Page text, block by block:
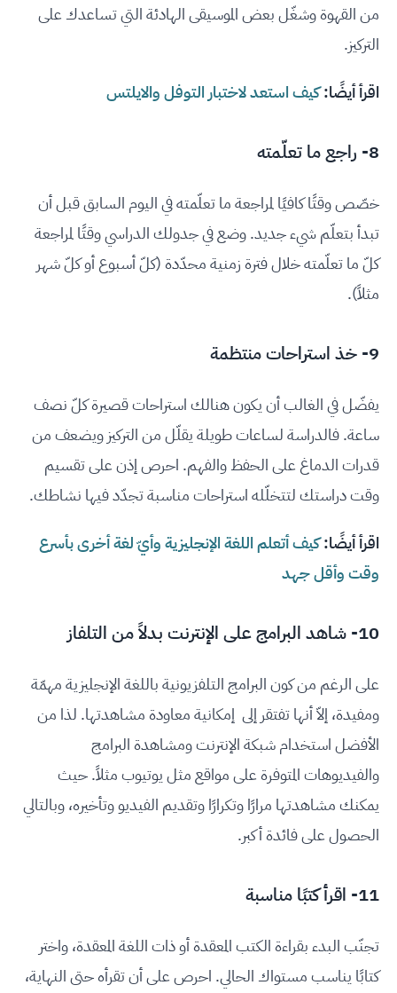
من القهوة وشغّل بعض الموسيقى الهادئة التي تساعدك على
التركيز.
اقرأ أيضًا:كيف استعد لاختبار التوفل والايلتس
8- راجع ما تعلّمته
خصّص وقتًا كافيًا لمراجعة ما تعلّمته في اليوم السابق قبل أن
تبدأ بتعلّم شيء جديد. وضع في جدولك الدراسي وقتًا لمراجعة
كلّ ما تعلّمته خلال فترة زمنية محدّدة (كلّ أسبوع أو كلّ شهر
مثلاً).
9- خذ استراحات منتظمة
يفضّل في الغالب أن يكون هنالك استراحات قصيرة كلّ نصف
ساعة. فالدراسة لساعات طويلة يقلّل من التركيز ويضعف من
قدرات الدماغ على الحفظ والفهم. احرص إذن على تقسيم
وقت دراستك لتتخلّله استراحات مناسبة تجدّد فيها نشاطك.
اقرأ أيضًا:كيف أتعلم اللغة الإنجليزية وأيّ لغة أخرى بأسرع
وقت وأقل جهد
10- شاهد البرامج على الإنترنت بدلاً من التلفاز
على الرغم من كون البرامج التلفزيونية باللغة الإنجليزية مهمّة
ومفيدة، إلاّ أنها تفتقر إلى إمكانية معاودة مشاهدتها. لذا من
الأفضل استخدام شبكة الإنترنت ومشاهدة البرامج
والفيديوهات المتوفرة على مواقع مثل يوتيوب مثلاً. حيث
يمكنك مشاهدتها مرارًا وتكرارًا وتقديم الفيديو وتأخيره، وبالتالي
الحصول على فائدة أكبر.
11- اقرأ كتبًا مناسبة
تجنّب البدء بقراءة الكتب المعقدة أو ذات اللغة المعقدة، واختر
كتابًا يناسب مستواك الحالي. احرص على أن تقرأه حتى النهاية،